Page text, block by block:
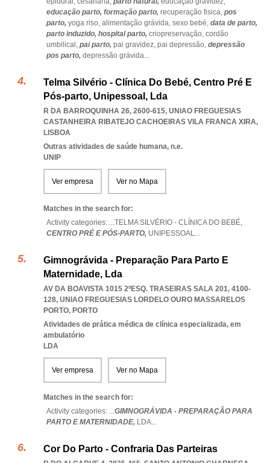
educação parto, formação parto, recuperação fisica, pos
parto, yoga riso, alimentação grávida, sexo bebé, data de parto,
parto induzido, hospital parto, criopreservação, cordão
umbilical, pai parto, pai gravidez, pai depressão, depressão
pos parto, depressão grávida...
Telma Silvério - Clínica Do Bebé, Centro Pré E
Pós-parto, Unipessoal, Lda
R DA BARROQUINHA 26, 2600-615, UNIAO FREGUESIAS
CASTANHEIRA RIBATEJO CACHOEIRAS VILA FRANCA XIRA,
LISBOA
Outras atividades de saúde humana, n.e.
UNIP
Ver empresa Ver no Mapa
Matches in the search for:
Activity categories: ...TELMA SILVÉRIO - CLÍNICA DO BEBÉ,
CENTRO PRÉ E PÓS-PARTO, UNIPESSOAL...
Gimnográvida - Preparação Para Parto E
Maternidade, Lda
AV DA BOAVISTA 1015 2ºESQ. TRASEIRAS SALA 201, 4100-
128, UNIAO FREGUESIAS LORDELO OURO MASSARELOS
PORTO, PORTO
Atividades de prática médica de clínica especializada, em
ambulatório
LDA
Ver empresa Ver no Mapa
Matches in the search for:
Activity categories: ...GIMNOGRÁVIDA - PREPARAÇÃO PARA
PARTO E MATERNIDADE, LDA...
Cor Do Parto - Confraria Das Parteiras